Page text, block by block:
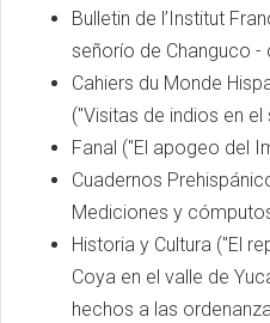
Bulletin de l’Institut
señorío de Changuco -
Cahiers du Monde
("Visitas de indios en el
Fanal ("El apogeo del
Cuadernos
Mediciones y
Historia y Cultura ("El
Coya en el valle de
hechos a las